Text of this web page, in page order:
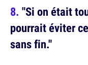
"Si on était
pourrait éviter
sans fin."